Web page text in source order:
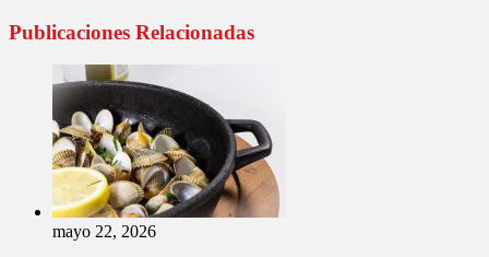
Publicaciones Relacionadas
mayo 22, 2026